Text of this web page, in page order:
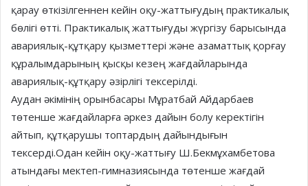
қарау өткізілгеннен кейін оқу-жаттығудың практикалық
бөлігі өтті. Практикалық жаттығуды жүргізу барысында
авариялық-құтқару қызметтері және азаматтық қорғау
құралымдарының қысқы кезең жағдайларында
авариялық-құтқару әзірлігі тексерілді.
Аудан әкімінің орынбасары Мұратбай Айдарбаев
төтенше жағдайларға әркез дайын болу керектігін
айтып, құтқарушы топтардың дайындығын
тексерді.Одан кейін оқу-жаттығу Ш.Бекмұхамбетова
атындағы мектеп-гимназиясында төтенше жағдай